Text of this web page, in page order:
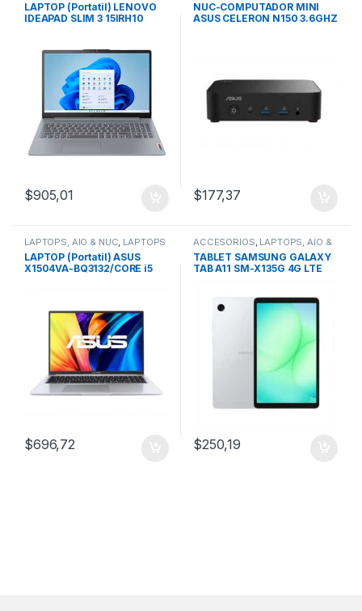
LAPTOP (Portatil) LENOVO
IDEAPAD SLIM 3 15IRH10
$905,01
NUC-COMPUTADOR MINI
ASUS CELERON N150 3.6GHZ
$177,37
LAPTOPS, AIO & NUC, LAPTOPS
LAPTOP (Portatil) ASUS
X1504VA-BQ3132/CORE i5
$696,72
ACCESORIOS, LAPTOPS, AIO &
NUC, Tablets
TABLET SAMSUNG GALAXY
TAB A11 SM-X135G 4G LTE
$250,19